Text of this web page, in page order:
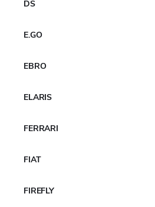
DS
E.GO
EBRO
ELARIS
FERRARI
FIAT
FIREFLY